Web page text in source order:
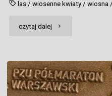
las/ wiosenne kwiaty/ wiosna /
czytaj dalej "Warsztaty
czyli
jak